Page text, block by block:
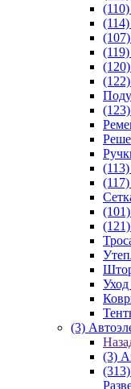
Уход
(3)
(3)